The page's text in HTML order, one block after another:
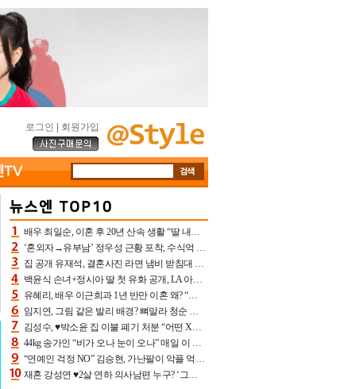
로그인 회원가입
배우 최일순, 이혼 후 20년 산속 생활 “딸 내가 버렸다고 원망‥맘 아파”(특종)[어제TV]
‘혼외자→유부남’ 정우성 근황 포착, 수식억 해킹 피해 후배 만났다 “존경하는”
집 공개 유재석, 결혼사진 라면 냄비 받침대 되고 분노‥가족사진도 피해(놀뭐)[어제TV]
백윤식 손녀+정시아 딸 첫 유화 공개, LA 아트쇼→서울국제조각페스타 작가다운 수준급 실력
유혜리, 배우 이근희과 1년 반만 이혼 왜? “식칼 꽂고 의자 던져” 충격 폭로(특종)[어제TV]
임지연, 그림 같은 발리 배경? 뼈말라 청순 비키니 핏에 상대 안 되네
김성수, ♥박소윤 집 이불 폐기 처분 “어떤 X이랑 썼을지 몰라” 질투(신랑수업2)[어제TV]
44kg 송가인 “비가 오나 눈이 오나” 매일 이 운동, 허벅지 근육량 상승+체지방 감소
“연예인 걱정 NO” 김승현, 가난팔이 악플 억울할만‥아내+딸과 日 여행
재혼 강성연 ♥2살 연하 의사남편 누구? ‘그알’ 자문의에 훈남 비주얼 초엘리트 스펙 [종합]